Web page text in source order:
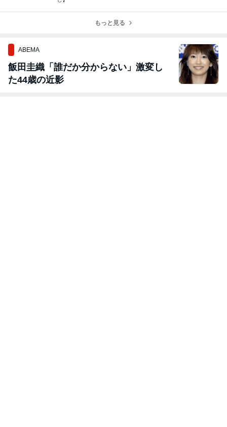
もっと見る
ABEMA
飯田圭織「誰だか分からない」激変し
た44歳の近影